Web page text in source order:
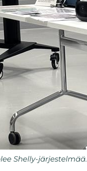
Shelly-järjestelmää.